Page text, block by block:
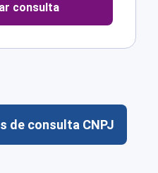
consulta
de consulta CNPJ